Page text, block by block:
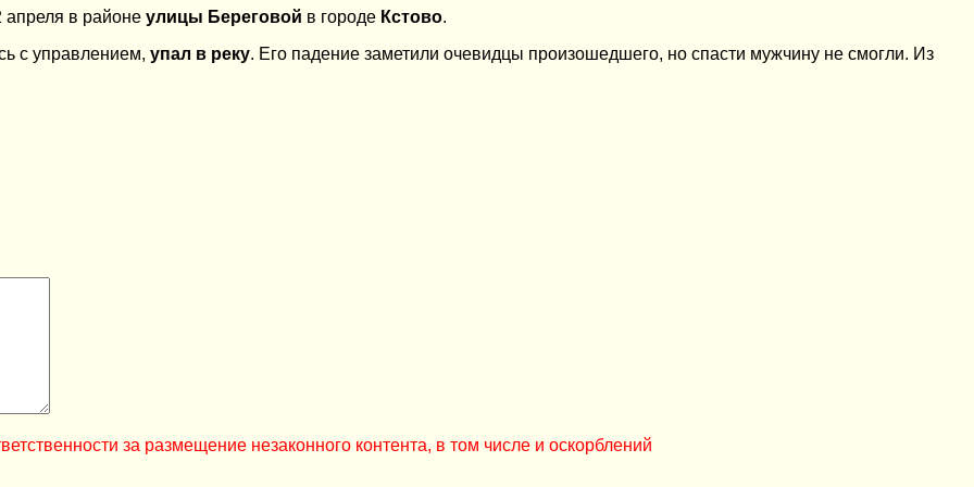
апреля в районе улицы Береговой в городе Кстово.
с управлением, упал в реку. Его падение заметили очевидцы произошедшего, но спасти мужчину не смогли. Из
за размещение незаконного контента, в том числе и оскорблений